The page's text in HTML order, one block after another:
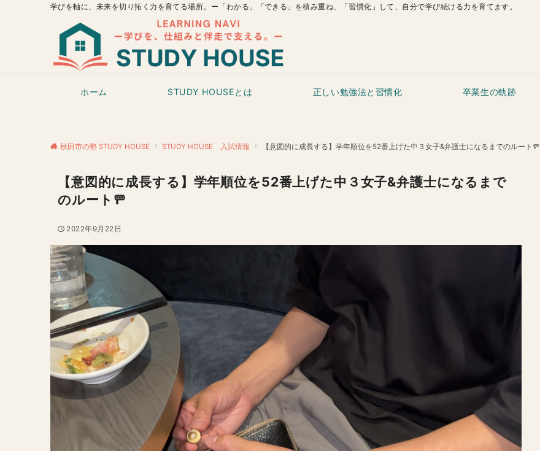
学びを軸に、未来を切り拓く力を育てる場所。ー「わかる」「できる」を積み重ね、「習慣化」して、自分で学び続ける力を育てます。
ホーム STUDY HOUSEとは 正しい勉強法と習慣化 卒業生の軌跡
秋田市の塾 STUDY HOUSE STUDY HOUSE 入試情報 【意図的に成長する】学年順位を52番上げた中３女子&弁護士になるまでのルート🚥
【意図的に成長する】学年順位を52番上げた中３女子&弁護士になるまで
のルート🚥
2022年9月22日